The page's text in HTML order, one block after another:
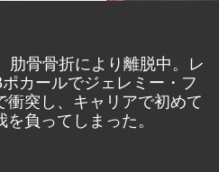
肋骨骨折により離脱中。レ
カールでジェレミー・フ
衝突し、キャリアで初めて
負ってしまった。